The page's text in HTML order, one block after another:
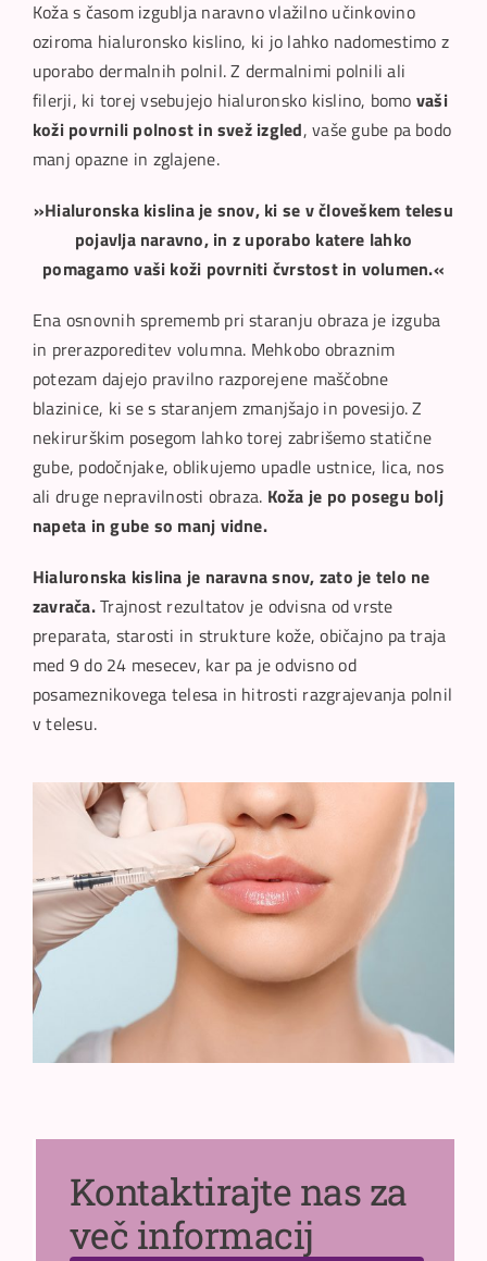
Koža s časom izgublja naravno vlažilno učinkovino
oziroma hialuronsko kislino, ki jo lahko nadomestimo z
uporabo dermalnih polnil. Z dermalnimi polnili ali
filerji, ki torej vsebujejo hialuronsko kislino, bomo vaši
koži povrnili polnost in svež izgled, vaše gube pa bodo
manj opazne in zglajene.
»Hialuronska kislina je snov, ki se v človeškem telesu
pojavlja naravno, in z uporabo katere lahko
pomagamo vaši koži povrniti čvrstost in volumen.«
Ena osnovnih sprememb pri staranju obraza je izguba
in prerazporeditev volumna. Mehkobo obraznim
potezam dajejo pravilno razporejene maščobne
blazinice, ki se s staranjem zmanjšajo in povesijo. Z
nekirurškim posegom lahko torej zabrišemo statične
gube, podočnjake, oblikujemo upadle ustnice, lica, nos
ali druge nepravilnosti obraza. Koža je po posegu bolj
napeta in gube so manj vidne.
Hialuronska kislina je naravna snov, zato je telo ne
zavrača.Trajnost rezultatov je odvisna od vrste
preparata, starosti in strukture kože, običajno pa traja
med 9 do 24 mesecev, kar pa je odvisno od
posameznikovega telesa in hitrosti razgrajevanja polnil
v telesu.
Kontaktirajte nas za
več informacij